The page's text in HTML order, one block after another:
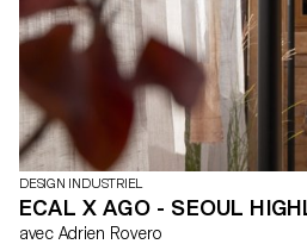
DESIGN INDUSTRIEL
ECAL X AGO - SEOUL
avec Adrien Rovero